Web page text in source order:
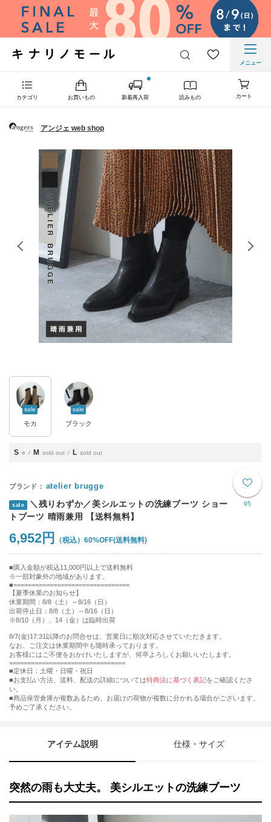
メニュー
カテゴリ お買いもの 新着再入荷 読みもの カート
アンジェ web shop
sale
モカ
sale
ブラック
S ○ M sold out L sold out
95
atelier brugge
sale
＼残りわずか／美シルエットの洗練ブーツ ショー
トブーツ 晴雨兼用 【送料無料】
6,952円 60%OFF(送料無料)
購入金額が税込11,000円以上で送料無料
※一部対象外の地域があります。
================================
【夏季休業のお知らせ】
休業期間：8/8（土）～8/16（日）
出荷停止日：8/8（土）～8/16（日）
※8/10（月）、14（金）は臨時出荷
8/7(金)17:31以降のお問合せは、営業日に順次対応させていただきます。
なお、ご注文は休業期間中も随時承っております。
お客様にはご不便をおかけいたしますが、何卒よろしくお願いいたします。
================================
■定休日：土曜・日曜・祝日
■お支払い方法、送料、配送の詳細については特商法に基づく表記をご確認くださ
い。
■商品保管倉庫が複数あるため、お届けの荷物が複数に分かれる場合がございます。
予めご了承ください。
アイテム説明 仕様・サイズ
突然の雨も大丈夫。 美シルエットの洗練ブーツ